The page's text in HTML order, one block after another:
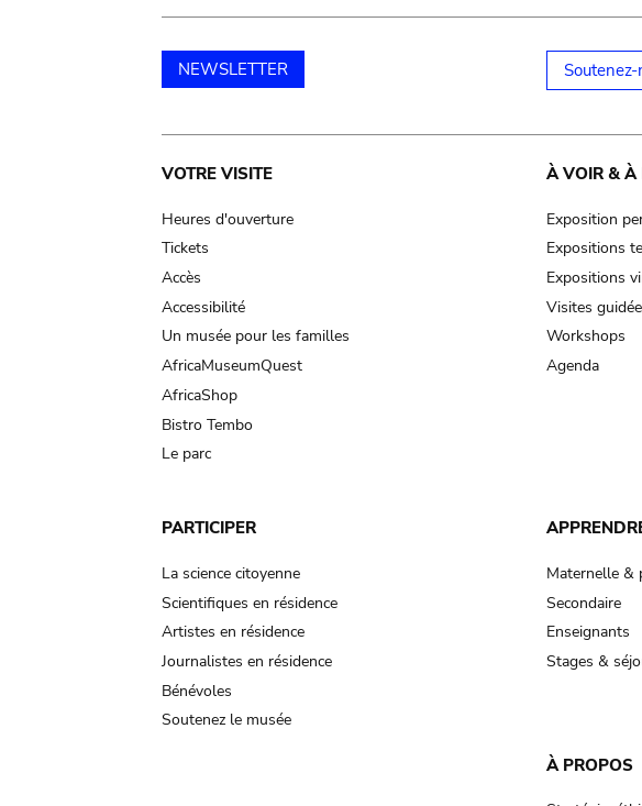
NEWSLETTER Soutenez-
Main
navigation
VOTRE VISITE
Heures d'ouverture
Tickets
Accès
Accessibilité
Un musée pour les familles
AfricaMuseumQuest
AfricaShop
Bistro Tembo
Le parc
À VOIR & À
Exposition
Expositions
Expositions
Visites
Workshops
Agenda
PARTICIPER
La science citoyenne
Scientifiques en résidence
Artistes en résidence
Journalistes en résidence
Bénévoles
Soutenez le musée
Maternelle &
Secondaire
Enseignants
Stages &
À PROPOS